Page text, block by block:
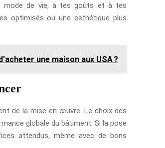
mode de vie, à tes goûts et à tes
optimisés ou une esthétique plus
une maison aux USA ?
de la mise en œuvre. Le choix des
globale du bâtiment. Si la pose
attendus, même avec de bons